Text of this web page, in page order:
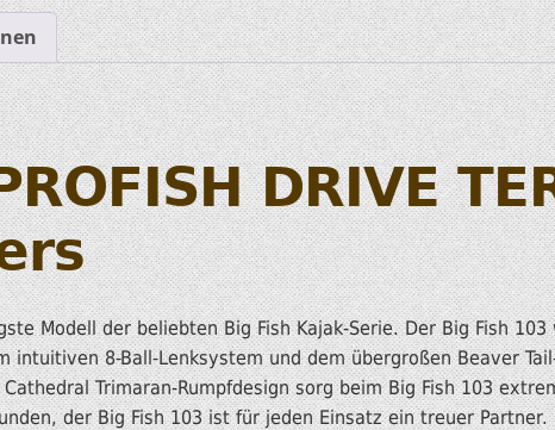
ELEKTROMOTORE
DRIVE
Modell der beliebten Big Fish Kajak-Serie. Der Big Fish
intuitiven 8-Ball-Lenksystem und dem übergroßen Beaver
Trimaran-Rumpfdesign sorg beim Big Fish 103
der Big Fish 103 ist für jeden Einsatz ein treuer Partner.